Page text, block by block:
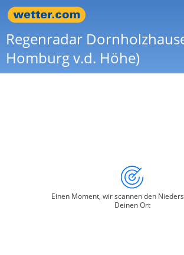
Regenradar
Homburg v.d. Höhe)
Einen Moment, wir scannen den
Deinen Ort